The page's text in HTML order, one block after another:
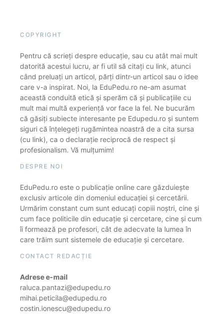
COPYRIGHT
Pentru că scrieți despre educație, sau cu atât mai mult
datorită acestui lucru, ar fi util să citați cu link, atunci
când preluați un articol, părți dintr-un articol sau o idee
care v-a inspirat. Noi, la EduPedu.ro ne-am asumat
această conduită etică și sperăm că și publicațiile cu
mult mai multă experiență vor face la fel. Ne bucurăm
că găsiți subiecte interesante pe Edupedu.ro și suntem
siguri că înțelegeți rugămintea noastră de a cita sursa
(cu link), ca o declarație reciprocă de respect și
profesionalism. Vă mulțumim!
DESPRE NOI
EduPedu.ro este o publicație online care găzduiește
exclusiv articole din domeniul educației și cercetării.
Urmărim constant cum sunt educați copiii noștri, cine și
cum face politicile din educație și cercetare, cine și cum
îi formează pe profesori, cât de adecvate la lumea în
care trăim sunt sistemele de educație și cercetare.
CONTACT REDACȚIE
Adrese e-mail
raluca.pantazi@edupedu.ro
mihai.peticila@edupedu.ro
costin.ionescu@edupedu.ro